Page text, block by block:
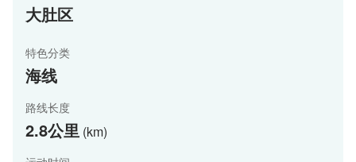
大肚区
特色分类
海线
路线长度
2.8公里 (km)